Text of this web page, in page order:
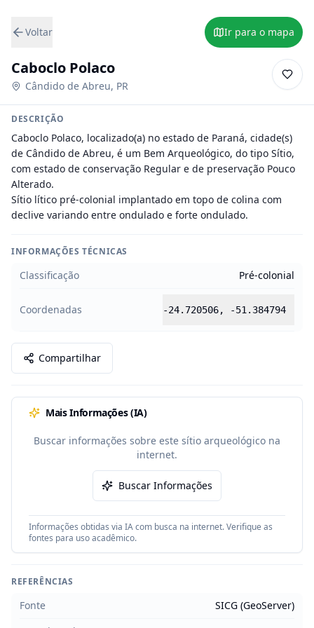
Voltar Ir para o mapa
Caboclo Polaco
Cândido de Abreu, PR
DESCRIÇÃO
Caboclo Polaco, localizado(a) no estado de Paraná, cidade(s)
de Cândido de Abreu, é um Bem Arqueológico, do tipo Sítio,
com estado de conservação Regular e de preservação Pouco
Alterado.
Sítio lítico pré-colonial implantado em topo de colina com
declive variando entre ondulado e forte ondulado.
INFORMAÇÕES TÉCNICAS
Classificação Pré-colonial
Coordenadas -24.720506, -51.384794
Compartilhar
Mais Informações (IA)
Buscar informações sobre este sítio arqueológico na
internet.
Buscar Informações
Informações obtidas via IA com busca na internet. Verifique as
fontes para uso acadêmico.
REFERÊNCIAS
Fonte
SICG (GeoServer)